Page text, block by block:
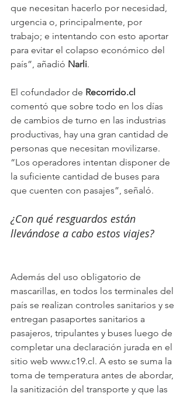
que necesitan hacerlo por necesidad,
urgencia o, principalmente, por
trabajo; e intentando con esto aportar
para evitar el colapso económico del
país”, añadió Narli.
El cofundador de Recorrido.cl
comentó que sobre todo en los días
de cambios de turno en las industrias
productivas, hay una gran cantidad de
personas que necesitan movilizarse.
“Los operadores intentan disponer de
la suficiente cantidad de buses para
que cuenten con pasajes”, señaló.
¿Con qué resguardos están
llevándose a cabo estos viajes?
Además del uso obligatorio de
mascarillas, en todos los terminales del
país se realizan controles sanitarios y se
entregan pasaportes sanitarios a
pasajeros, tripulantes y buses luego de
completar una declaración jurada en el
sitio web www.c19.cl. A esto se suma la
toma de temperatura antes de abordar,
la sanitización del transporte y que las